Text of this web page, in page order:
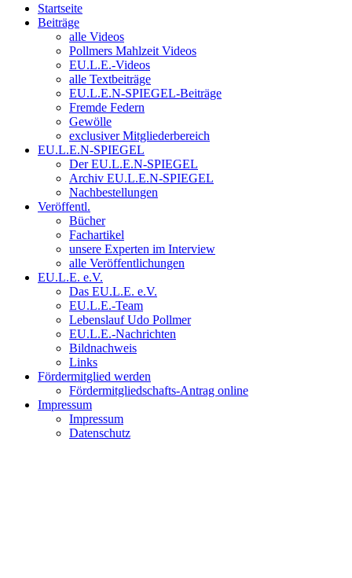
Startseite
Beiträge
alle Videos
Pollmers Mahlzeit Videos
EU.L.E.-Videos
alle Textbeiträge
EU.L.E.N-SPIEGEL-Beiträge
Fremde Federn
Gewölle
exclusiver Mitgliederbereich
EU.L.E.N-SPIEGEL
Der EU.L.E.N-SPIEGEL
Archiv EU.L.E.N-SPIEGEL
Nachbestellungen
Veröffentl.
Bücher
Fachartikel
unsere Experten im Interview
alle Veröffentlichungen
EU.L.E. e.V.
Das EU.L.E. e.V.
EU.L.E.-Team
Lebenslauf Udo Pollmer
EU.L.E.-Nachrichten
Bildnachweis
Links
Fördermitglied werden
Fördermitgliedschafts-Antrag online
Impressum
Impressum
Datenschutz